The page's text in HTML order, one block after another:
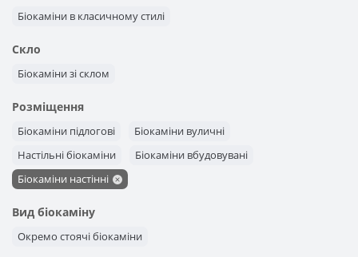
Біокаміни в класичному стилі
Скло
Біокаміни зі склом
Розміщення
Біокаміни підлогові
Біокаміни вуличні
Настільні біокаміни
Біокаміни вбудовувані
Біокаміни настінні
Вид біокаміну
Окремо стоячі біокаміни